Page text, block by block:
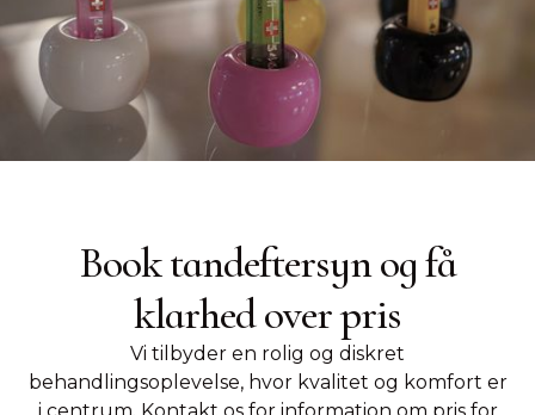
Book tandeftersyn og få
klarhed over pris
Vi tilbyder en rolig og diskret
behandlingsoplevelse, hvor kvalitet og komfort er